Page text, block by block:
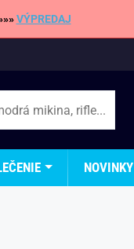
VÝPREDAJ
NOVINKY